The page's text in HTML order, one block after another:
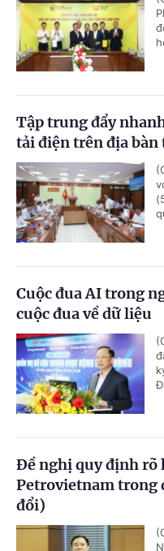
Tập trung đẩy
tải điện trên địa
Cuộc đua AI trong
cuộc đua về dữ liệu
Đề nghị quy định rõ
Petrovietnam trong
đổi)